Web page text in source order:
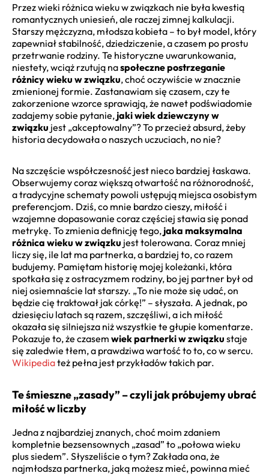
Przez wieki różnica wieku w związkach nie była kwestią
romantycznych uniesień, ale raczej zimnej kalkulacji.
Starszy mężczyzna, młodsza kobieta – to był model, który
zapewniał stabilność, dziedziczenie, a czasem po prostu
przetrwanie rodziny. Te historyczne uwarunkowania,
niestety, wciąż rzutują naspołeczne postrzeganie
różnicy wieku w związku, choć oczywiście w znacznie
zmienionej formie. Zastanawiam się czasem, czy te
zakorzenione wzorce sprawiają, że nawet podświadomie
zadajemy sobie pytanie, jaki wiek dziewczyny w
związku jest „akceptowalny”? To przecież absurd, żeby
historia decydowała o naszych uczuciach, no nie?
Na szczęście współczesność jest nieco bardziej łaskawa.
Obserwujemy coraz większą otwartość na różnorodność,
a tradycyjne schematy powoli ustępują miejsca osobistym
preferencjom. Dziś, co mnie bardzo cieszy, miłość i
wzajemne dopasowanie coraz częściej stawia się ponad
metrykę. To zmienia definicję tego, jaka maksymalna
różnica wieku w związku jest tolerowana. Coraz mniej
liczy się, ile lat ma partnerka, a bardziej to, co razem
budujemy. Pamiętam historię mojej koleżanki, która
spotkała się z ostracyzmem rodziny, bo jej partner był od
niej osiemnaście lat starszy. „To nie może się udać, on
będzie cię traktował jak córkę!” – słyszała. A jednak, po
dziesięciu latach są razem, szczęśliwi, a ich miłość
okazała się silniejsza niż wszystkie te głupie komentarze.
Pokazuje to, że czasem wiek partnerki w związku staje
się zaledwie tłem, a prawdziwa wartość to to, co w sercu.
Wikipediateż pełna jest przykładów takich par.
Te śmieszne „zasady” – czyli jak próbujemy ubrać
miłość w liczby
Jedna z najbardziej znanych, choć moim zdaniem
kompletnie bezsensownych „zasad” to „połowa wieku
plus siedem”. Słyszeliście o tym? Zakłada ona, że
najmłodsza partnerka, jaką możesz mieć, powinna mieć